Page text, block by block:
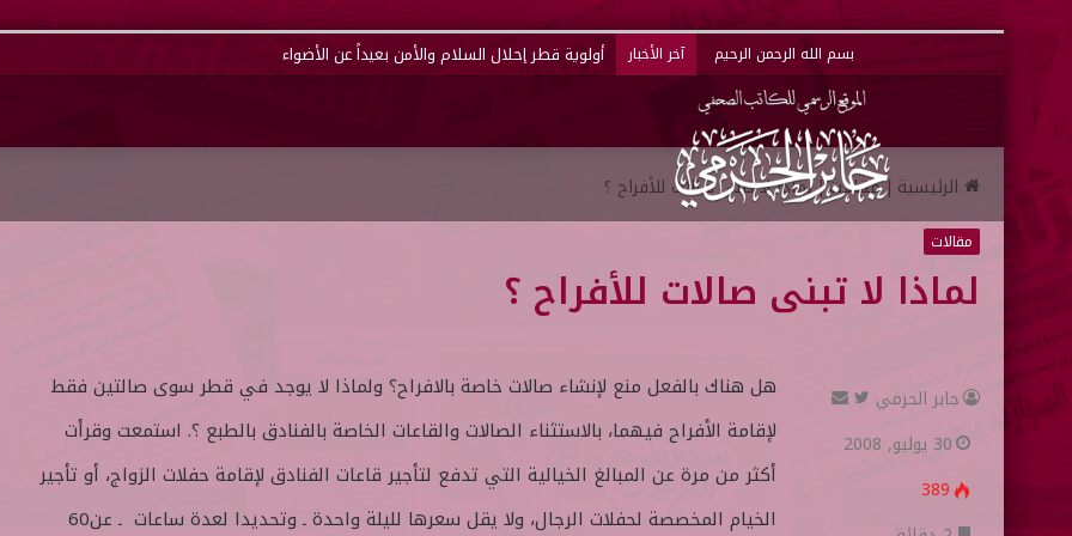
بسم الله الرحمن الرحيم آخر الأخبار أولوية قطر إحلال السلام والأمن بعيداً عن الأضواء
الرئيسية |مقالات|لماذا لا تبنى صالات للأفراح ؟
مقالات
لماذا لا تبنى صالات للأفراح ؟
هل هناك بالفعل منع لإنشاء صالات خاصة بالافراح؟ ولماذا لا يوجد في قطر سوى صالتين فقط
لإقامة الأفراح فيهما، بالاستثناء الصالات والقاعات الخاصة بالفنادق بالطبع ؟. استمعت وقرأت
أكثر من مرة عن المبالغ الخيالية التي تدفع لتأجير قاعات الفنادق لإقامة حفلات الزواج، أو تأجير
جابر الحرمي
ت
ا
30 يوليو, 2008
389